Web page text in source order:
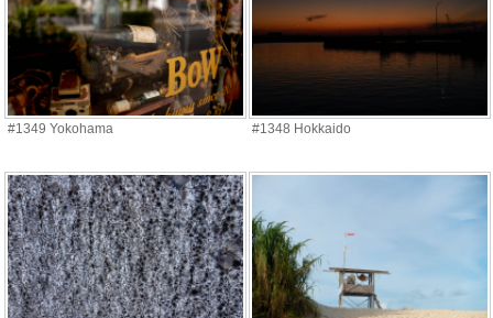
#1349 Yokohama #1348 Hokkaido